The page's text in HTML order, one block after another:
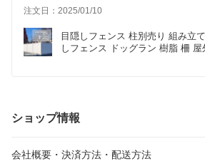
注文日：2025/01/10
目隠しフェンス 柱別売り 組み立
しフェンス ドッグラン 樹脂 柵 屋
ショップ情報
会社概要・決済方法・配送方法